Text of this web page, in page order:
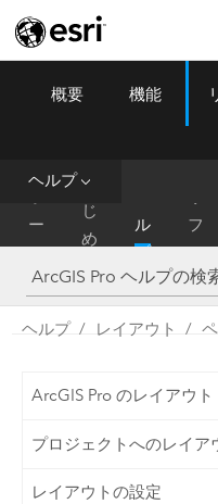
ArcGIS Pro Menu
概要 機能
ヘルプ
ー
ム
は
じ
め
に
ル
プ
フ
ァ
レ
ン
ス
ヘルプ レイアウト
ArcGIS Pro のレイアウト
プロジェクトへのレイア
レイアウトの設定